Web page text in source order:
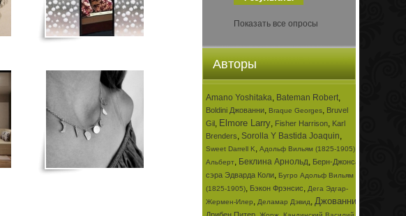
Показать все опросы
Авторы
Amano Yoshitaka, Bateman Robert,
Boldini Джованни, Braque Georges, Bruvel
Gil, Elmore Larry, Fisher Harrison, Karl
Brenders, Sorolla Y Bastida Joaquin,
Sweet Darrell K, Адольф Вильям (1825-1905)
Альберт, Беклина Арнольд, Берн-Джонса
сэра Эдварда Коли, Бугро Адольф Вильям
(1825-1905), Бэкон Фрэнсис, Дега Эдгар-
Жермен-Илер, Деламар Дэвид, Джованни